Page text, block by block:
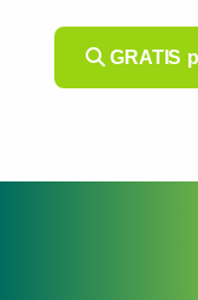
GRATIS